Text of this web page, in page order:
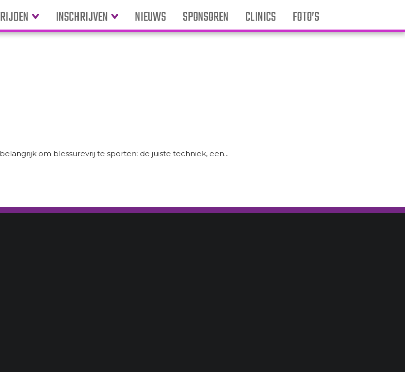
INSCHRIJVEN NIEUWS SPONSOREN CLINICS FOTO’S
om blessurevrij te sporten: de juiste techniek, een...